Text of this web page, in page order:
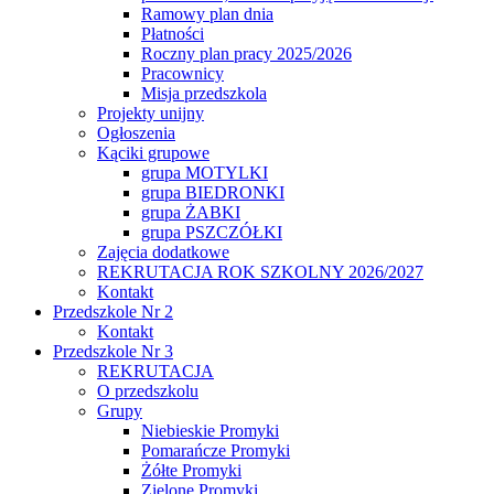
Ramowy plan dnia
Płatności
Roczny plan pracy 2025/2026
Pracownicy
Misja przedszkola
Projekty unijny
Ogłoszenia
Kąciki grupowe
grupa MOTYLKI
grupa BIEDRONKI
grupa ŻABKI
grupa PSZCZÓŁKI
Zajęcia dodatkowe
REKRUTACJA ROK SZKOLNY 2026/2027
Kontakt
Przedszkole Nr 2
Kontakt
Przedszkole Nr 3
REKRUTACJA
O przedszkolu
Grupy
Niebieskie Promyki
Pomarańcze Promyki
Żółte Promyki
Zielone Promyki